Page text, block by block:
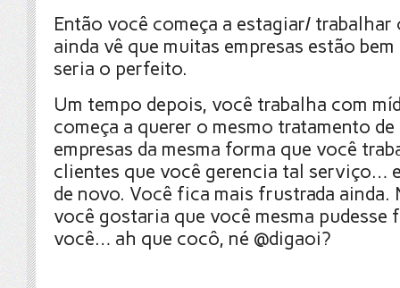
Então você começa a estagiar/ trabalhar
ainda vê que muitas empresas estão
seria o perfeito.
Um tempo depois, você trabalha com
começa a querer o mesmo tratamento de
empresas da mesma forma que você
clientes que você gerencia tal serviço…
de novo. Você fica mais frustrada ainda.
você gostaria que você mesma pudesse
você… ah que cocô, né @digaoi?